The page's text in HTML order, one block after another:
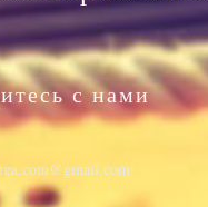
с нами